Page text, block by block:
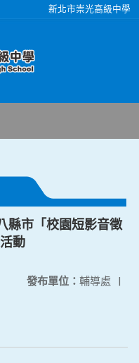
新北市崇光高級中學
縣市「校園短影音徵
動
發布單位： 輔導處 |